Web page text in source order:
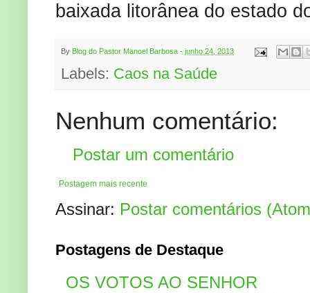
baixada litorânea do estado
By Blog do Pastor Manoel Barbosa - junho 24, 2013
Labels: Caos na Saúde
Nenhum comentário:
Postar um comentário
Postagem mais recente
Assinar: Postar comentários
Postagens de Destaque
OS VOTOS AO SENHOR